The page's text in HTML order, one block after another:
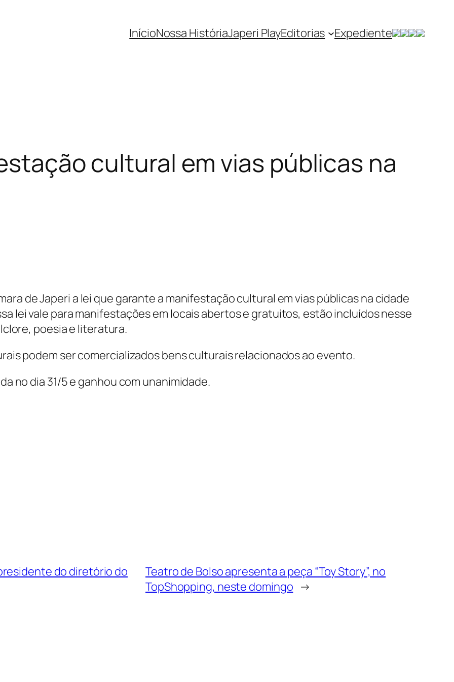
InícioNossa HistóriaJaperi PlayEditorias Expediente
cultural em vias públicas na
de Japeri a lei que garante a manifestação cultural em vias públicas na cidade
lei vale para manifestações em locais abertos e gratuitos, estão incluídos nesse
poesia e literatura.
podem ser comercializados bens culturais relacionados ao evento.
no dia 31/5 e ganhou com unanimidade.
do diretório do
Teatro de Bolso apresenta a peça “Toy Story”, no
TopShopping, neste domingo →